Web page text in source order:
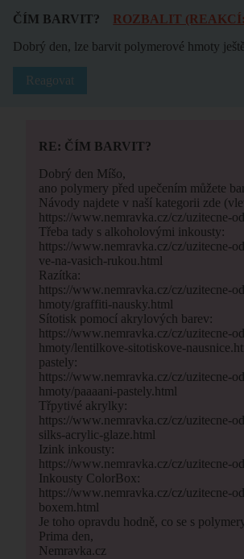
ČÍM BARVIT? ROZBALIT
Dobrý den, lze barvit polymerové hmoty
Reagovat
RE: ČÍM BARVIT?
Dobrý den Míšo,
ano polymery před upečením můžete
Návody najdete v naší kategorii zde
https://www.nemravka.cz/cz/uzitecne-
Třeba tady s alkoholovými inkousty:
https://www.nemravka.cz/cz/uzitecne-
ve-na-vasich-rukou.html
Razítka:
https://www.nemravka.cz/cz/uzitecne-
hmoty/graffiti-nausky.html
Sítotisk pomocí akrylových barev:
https://www.nemravka.cz/cz/uzitecne-
hmoty/lentilkove-sitotiskove-
pastely:
https://www.nemravka.cz/cz/uzitecne-
hmoty/paaaani-pastely.html
Třpytivé akrylky:
https://www.nemravka.cz/cz/uzitecne-
silks-acrylic-glaze.html
Izink inkousty:
https://www.nemravka.cz/cz/uzitecne-
Inkousty ColorBox:
https://www.nemravka.cz/cz/uzitecne-
boxem.html
Je toho opravdu hodně, co se s
Prima den,
Nemravka.cz